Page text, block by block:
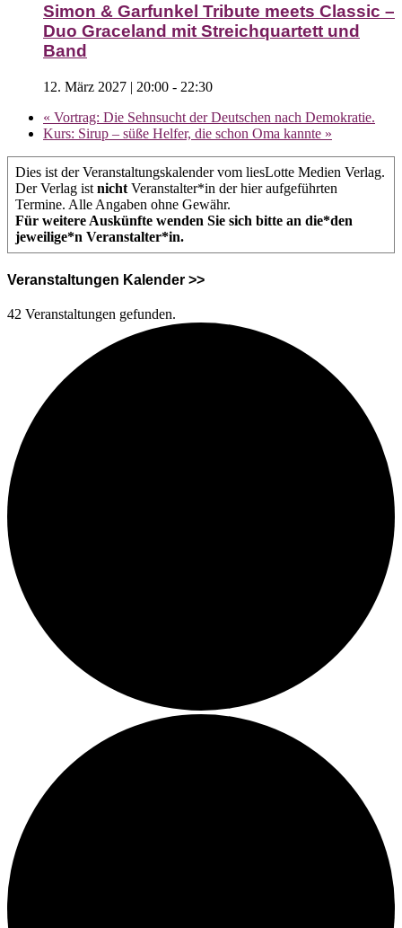
Simon & Garfunkel Tribute meets Classic –
Duo Graceland mit Streichquartett und
Band
12. März 2027 | 20:00 - 22:30
« Vortrag: Die Sehnsucht der Deutschen nach Demokratie.
Kurs: Sirup – süße Helfer, die schon Oma kannte »
Dies ist der Veranstaltungskalender vom liesLotte Medien Verlag.
Der Verlag ist nicht Veranstalter*in der hier aufgeführten
Termine. Alle Angaben ohne Gewähr.
Für weitere Auskünfte wenden Sie sich bitte an die*den
jeweilige*n Veranstalter*in.
Veranstaltungen Kalender >>
42 Veranstaltungen gefunden.